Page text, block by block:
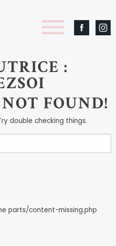
:
NOT FOUND!
double checking things.
parts/content-missing.php